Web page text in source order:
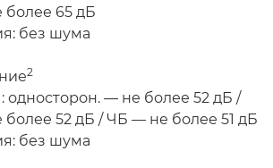
более 65 дБ
без шума
2
— не более 52 дБ /
более 52 дБ / ЧБ — не более 51 дБ
без шума